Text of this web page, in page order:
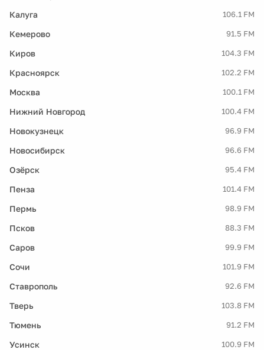
Калуга 106.1 FM
Кемерово 91.5 FM
Киров 104.3 FM
Красноярск 102.2 FM
Москва 100.1 FM
Нижний Новгород 100.4 FM
Новокузнецк 96.9 FM
Новосибирск 96.6 FM
Озёрск 95.4 FM
Пенза 101.4 FM
Пермь 98.9 FM
Псков 88.3 FM
Саров 99.9 FM
Сочи 101.9 FM
Ставрополь 92.6 FM
Тверь 103.8 FM
Тюмень 91.2 FM
Усинск 100.9 FM